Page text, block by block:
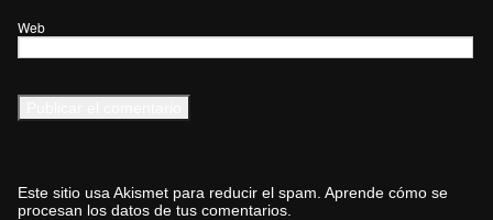
Web
Este sitio usa Akismet para reducir el spam. Aprende cómo se
procesan los datos de tus comentarios.